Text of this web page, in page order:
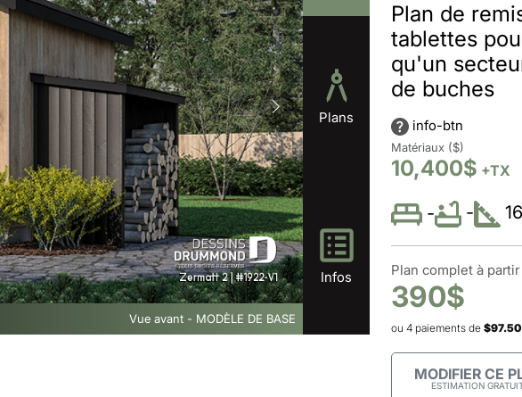
Vue avant - MODÈLE DE BASE
Plans
Infos
Plan de
tablettes
qu'un
de buches
info-btn
Matériaux ($)
10,400$ +TX
- -
Plan complet à partir
390$
ou 4 paiements de $97.50
MODIFIER CE
ESTIMATION